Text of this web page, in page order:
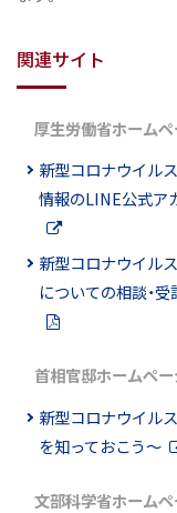
関連サイト
厚生労働省ホーム
新型コロナウイル
情報のLINE公式ア
新型コロナウイル
についての相談・
首相官邸ホームペ
新型コロナウイル
を知っておこう～
文部科学省ホーム